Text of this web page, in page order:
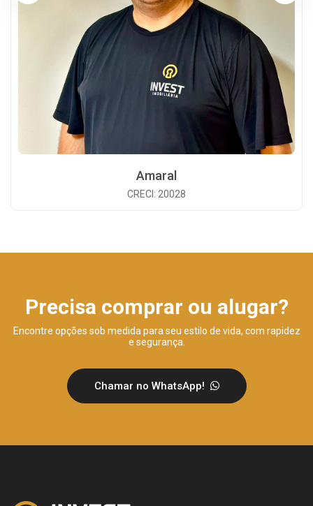
Amaral
CRECI: 20028
Precisa comprar ou alugar?
Encontre opções sob medida para seu estilo de vida, com rapidez
e segurança.
Chamar no WhatsApp!